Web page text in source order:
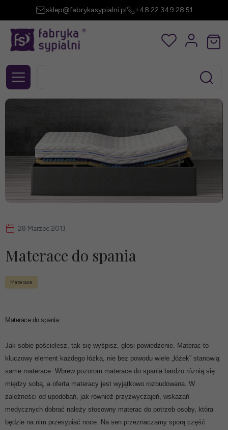
sklep@fabrykasypialni.pl +48 22 349 28 51
28 Marzec 2013
Materace do spania
Materace
Materace do spania
Jak sobie pościelesz, tak się wyśpisz, głosi powiedzenie. Materac to
kluczowy element każdego łóżka, nie bez powodu wiele „łóżek” stanowią
same materace. Wbrew pozorom materace do spania bardzo różnią się
między sobą, a oferta materacy jest wyjątkowo rozbudowana. W
zależności od upodobań, jak również przyzwyczajeń, wskazań
medycznych dobrać należy stosowny materac do potrzeb osoby, która
będzie na nim przesypiać noce. Na sen przeznaczamy sporą część